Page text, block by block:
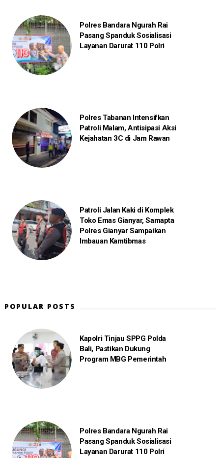
Polres Bandara Ngurah Rai
Pasang Spanduk Sosialisasi
Layanan Darurat 110 Polri
Polres Tabanan Intensifkan
Patroli Malam, Antisipasi Aksi
Kejahatan 3C di Jam Rawan
Patroli Jalan Kaki di Komplek
Toko Emas Gianyar, Samapta
Polres Gianyar Sampaikan
Imbauan Kamtibmas
POPULAR POSTS
Kapolri Tinjau SPPG Polda
Bali, Pastikan Dukung
Program MBG Pemerintah
Polres Bandara Ngurah Rai
Pasang Spanduk Sosialisasi
Layanan Darurat 110 Polri